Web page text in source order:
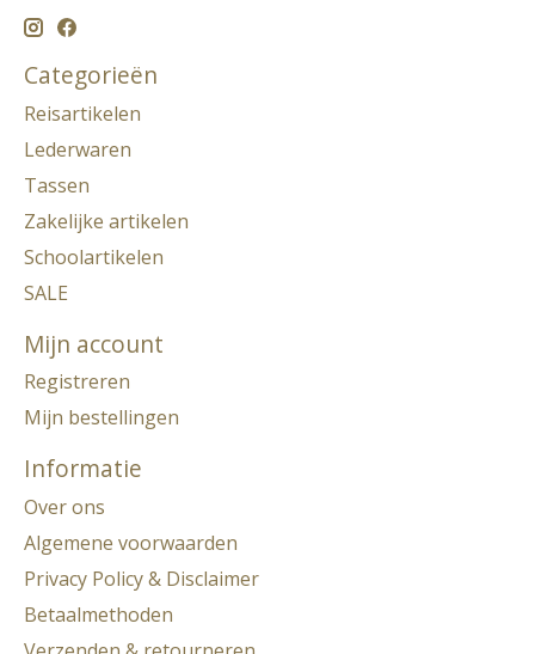
Categorieën
Reisartikelen
Lederwaren
Tassen
Zakelijke artikelen
Schoolartikelen
SALE
Mijn account
Registreren
Mijn bestellingen
Informatie
Over ons
Algemene voorwaarden
Privacy Policy & Disclaimer
Betaalmethoden